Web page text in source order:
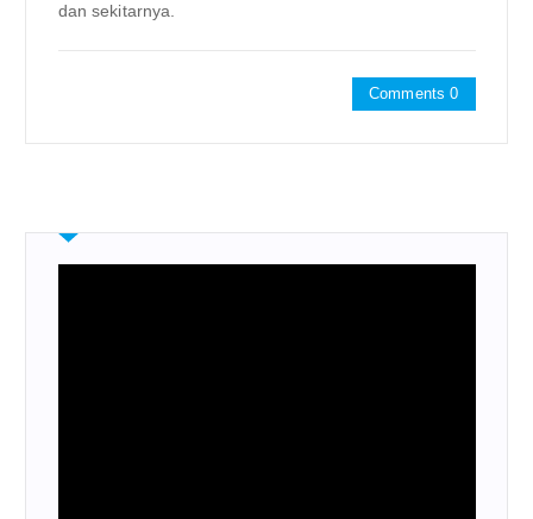
dan sekitarnya.
Comments 0